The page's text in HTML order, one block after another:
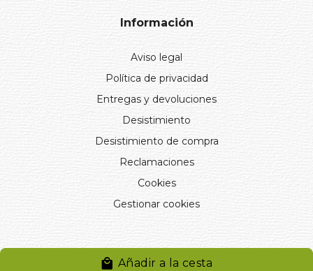
Añadir a la cesta
Información
Aviso legal
Política de privacidad
Entregas y devoluciones
Desistimiento
Desistimiento de compra
Reclamaciones
Cookies
Gestionar cookies